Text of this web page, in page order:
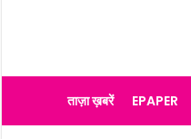
ताज़ा ख़बरें EPAPER